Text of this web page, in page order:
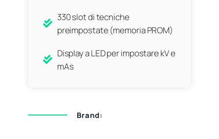
330 slot di tecniche
preimpostate (memoria PROM)
Display a LED per impostare kV e
mAs
Brand: